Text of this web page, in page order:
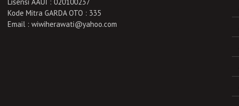
Kode Mitra GARDA OTO : 335
Email : wiwiherawati@yahoo.com